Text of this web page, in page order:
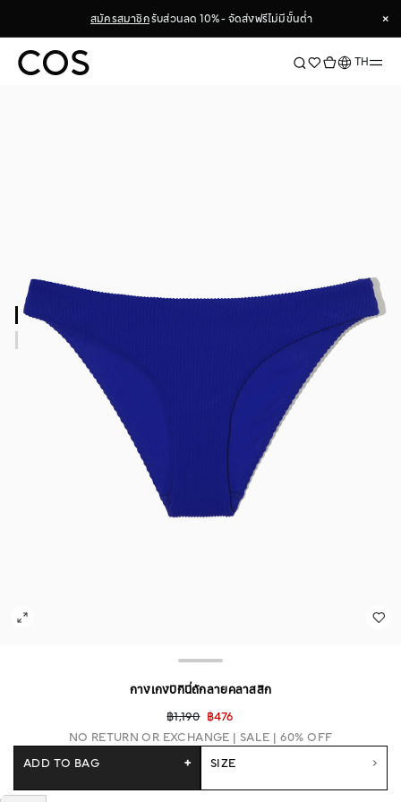
สมัครสมาชิกรับส่วนลด 10% - จัดส่งฟรีไม่มีขั้นต่ำ
×
×
ภาษาTH
กางเกงบิกินี่ถักลายคลาสสิก
฿1,190 ฿476
NO RETURN OR EXCHANGE
SALE | 60% OFF
SIZE
ADD TO BAG +